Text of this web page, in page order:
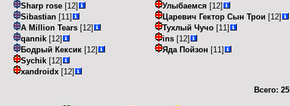
Sharp rose [12]
Sibastian [11]
A Million Tears [12]
qannik [12]
Бодрый Кексик [12]
Sychik [12]
xandroidx [12]
Улыбаемся [12]
Царевич Гектор Сын Трои [12]
Тухлый Чучо [11]
ins [12]
Яда Пойзон [11]
Всего: 25